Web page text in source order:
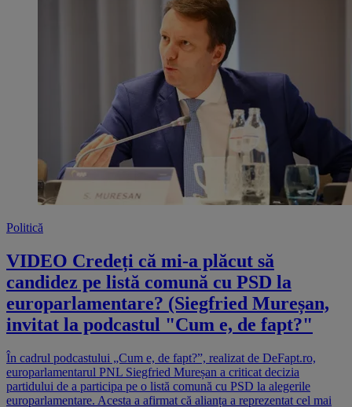
Politică
VIDEO Credeți că mi-a plăcut să
candidez pe listă comună cu PSD la
europarlamentare? (Siegfried Mureșan,
invitat la podcastul "Cum e, de fapt?"
În cadrul podcastului „Cum e, de fapt?”, realizat de DeFapt.ro,
europarlamentarul PNL Siegfried Mureșan a criticat decizia
partidului de a participa pe o listă comună cu PSD la alegerile
europarlamentare. Acesta a afirmat că alianța a reprezentat cel mai